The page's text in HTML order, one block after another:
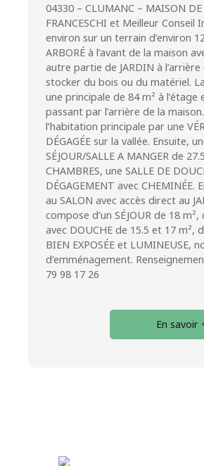
04330 – CLUMANC – MAISON
FRANCESCHI et Meilleur
environ sur un terrain d’environ
ARBORÉ à l’avant de la maison
autre partie de JARDIN à
stocker du bois ou du matériel.
une principale de 84 m² à
passant par l’arrière de la
l’habitation principale par une
DÉGAGÉE sur la vallée. Ensuite,
SÉJOUR/SALLE A MANGER de
CHAMBRES, une SALLE DE
DÉGAGEMENT avec
au SALON avec accès direct au
compose d’un SÉJOUR de 18 m²,
avec DOUCHE de 15.5 et 17 m²,
BIEN EXPOSÉE et
d’emménagement.
79 98 17 26
En savoir